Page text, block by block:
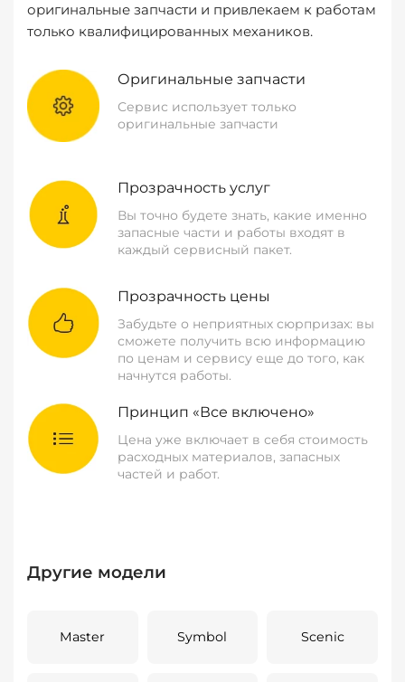
оригинальные запчасти и привлекаем к работам
только квалифицированных механиков.
Оригинальные запчасти
Сервис использует только
оригинальные запчасти
Прозрачность услуг
Вы точно будете знать, какие именно
запасные части и работы входят в
каждый сервисный пакет.
Прозрачность цены
Забудьте о неприятных сюрпризах: вы
сможете получить всю информацию
по ценам и сервису еще до того, как
начнутся работы.
Принцип «Все включено»
Цена уже включает в себя стоимость
расходных материалов, запасных
частей и работ.
Другие модели
Master Symbol Scenic